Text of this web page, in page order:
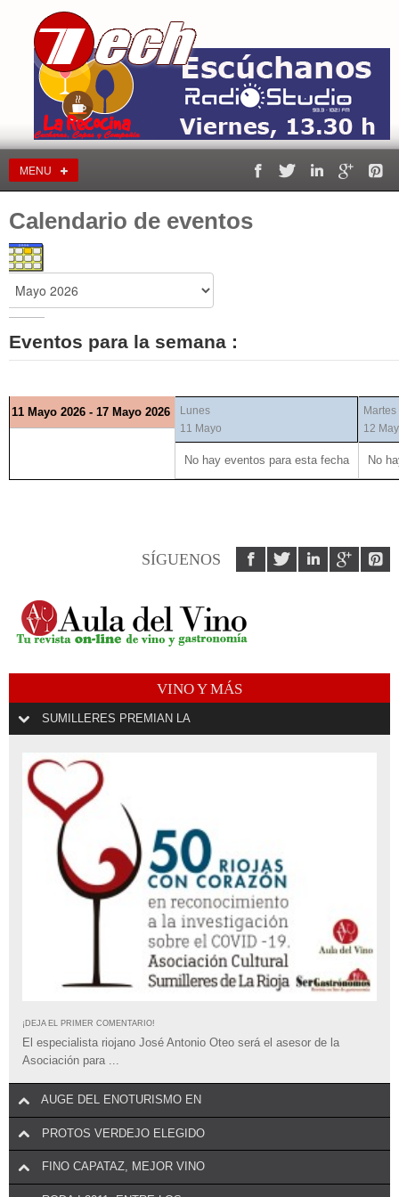
MENU
Calendario de eventos
Eventos para la semana :
11 Mayo 2026 - 17 Mayo 2026
Lunes
11 Mayo
No hay eventos para esta fecha
Martes
12
No
SÍGUENOS
VINO Y MÁS
SUMILLERES PREMIAN LA
¡DEJA EL PRIMER COMENTARIO!
El especialista riojano José Antonio Oteo será el asesor de la
Asociación para ...
AUGE DEL ENOTURISMO EN
PROTOS VERDEJO ELEGIDO
FINO CAPATAZ, MEJOR VINO